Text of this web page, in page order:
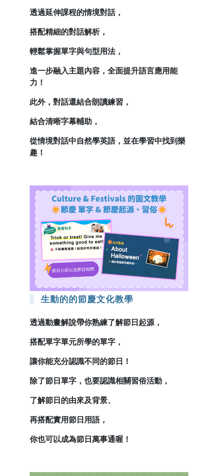
透過延伸課程的情境對話，
搭配精細的對話解析，
輕鬆掌握單字與句型用法，
進一步融入主題內容，全面提升語言應用能
力！
此外，對話還結合朗讀練習，
結合清晰字幕輔助，
從情境對話中自然學英語，並在學習中找到樂
趣！
生動的的節慶文化教學
透過動畫解說帶你熟練了解節日起源，
搭配單字單元所學的單字，
讓你能充分認識不同的節日！
除了節日單字，也要認識相關習俗活動，
了解節日的由來及背景、
再搭配實用節日用語，
你也可以成為節日萬事通喔！